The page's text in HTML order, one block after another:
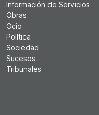
Información de Servicios
Obras
Ocio
Política
Sociedad
Sucesos
Tribunales